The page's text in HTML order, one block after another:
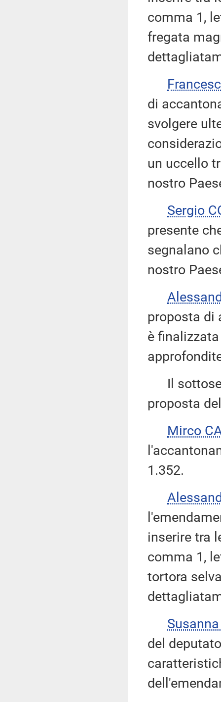
comma 1,
fregata
di
svolgere
un uccello
nostro
Sergio
presente
segnalano
nostro
proposta di
è
Il
proposta
Mirco
1.352.
inserire tra
comma 1,
tortora
del